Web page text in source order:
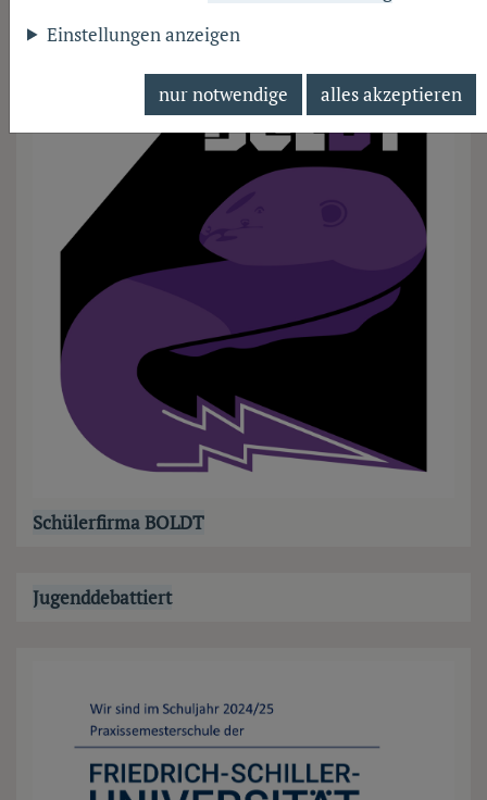
Schülerfirma BOLDT
Jugenddebattiert
Einstellungen anzeigen
nur notwendige alles akzeptieren